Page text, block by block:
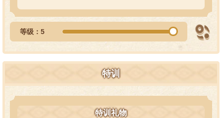
等级：5
特训
特训礼物